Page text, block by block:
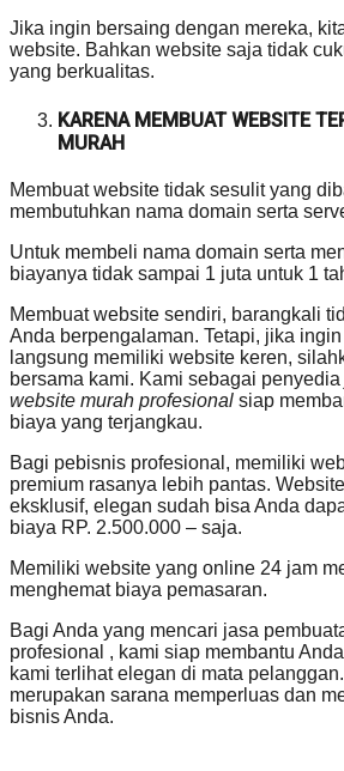
Jika ingin bersaing dengan mereka,
website. Bahkan website saja tidak
yang berkualitas.
KARENA MEMBUAT WEBSITE
MURAH
Membuat website tidak sesulit yang
membutuhkan nama domain serta
Untuk membeli nama domain serta
biayanya tidak sampai 1 juta untuk 1
Membuat website sendiri, barangkali
Anda berpengalaman. Tetapi, jika
langsung memiliki website keren,
bersama kami. Kami sebagai penyedia
website murah profesional siap
biaya yang terjangkau.
Bagi pebisnis profesional, memiliki
premium rasanya lebih pantas.
eksklusif, elegan sudah bisa Anda
biaya RP. 2.500.000 – saja.
Memiliki website yang online 24 jam
menghemat biaya pemasaran.
Bagi Anda yang mencari jasa
profesional , kami siap membantu
kami terlihat elegan di mata
merupakan sarana memperluas dan
bisnis Anda.